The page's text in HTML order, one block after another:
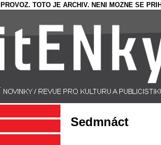
TOTO JE ARCHIV. NENI MOZNE SE
Sedmnáct